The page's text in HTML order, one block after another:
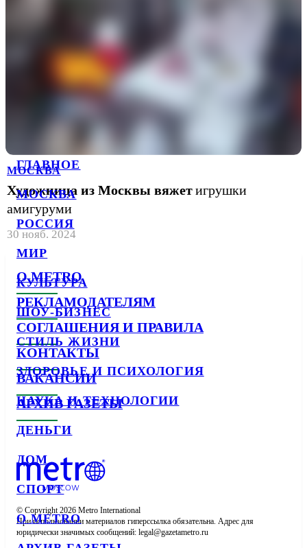
ГЛАВНОЕ
МОСКВА
РОССИЯ
МИР
КУЛЬТУРА
ШОУ-БИЗНЕС
СТИЛЬ ЖИЗНИ
ЗДОРОВЬЕ И ПСИХОЛОГИЯ
НАУКА И ТЕХНОЛОГИИ
ДЕНЬГИ
ДОМ
СПОРТ
О METRO
МОСКВА
Художница из Москвы вяжетигрушки
амигуруми
30 нояб. 2024
О METRO
РЕКЛАМОДАТЕЛЯМ
СОГЛАШЕНИЯ И ПРАВИЛА
КОНТАКТЫ
ВАКАНСИИ
АРХИВ ГАЗЕТЫ
© Copyright 2026 Metro International
При использовании материалов гиперссылка обязательна. Адрес для
юридически значимых сообщений: